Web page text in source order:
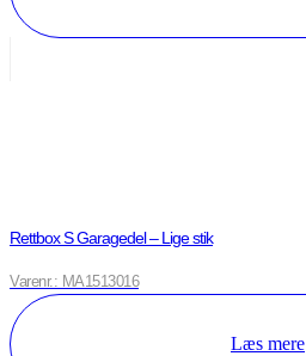
Rettbox S Garagedel – Lige stik
Varenr.: MA1513016
Læs mere